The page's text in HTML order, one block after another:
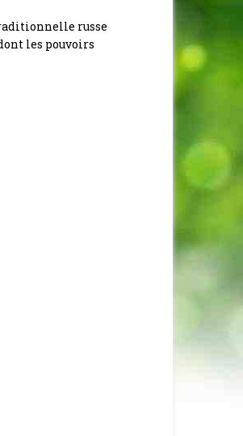
russe
les pouvoirs